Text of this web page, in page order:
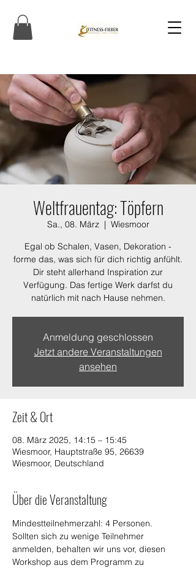
Weltfrauentag: Töpfern
Sa., 08. März
  |
Wiesmoor
Egal ob Schalen, Vasen, Dekoration -
forme das, was sich für dich richtig anfühlt.
Dir steht allerhand Inspiration zur
Verfügung. Das fertige Werk darfst du
natürlich mit nach Hause nehmen.
Anmeldung geschlossen
Jetzt andere Veranstaltungen
ansehen
Zeit & Ort
08. März 2025, 14:15 – 15:45
Wiesmoor, Hauptstraße 95, 26639
Wiesmoor, Deutschland
Über die Veranstaltung
Mindestteilnehmerzahl: 4 Personen.
Sollten sich zu wenige Teilnehmer
anmelden, behalten wir uns vor, diesen
Workshop aus dem Programm zu